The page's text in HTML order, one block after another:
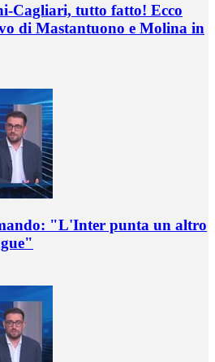
Cagliari, tutto fatto! Ecco
di Mastantuono e Molina in
"L'Inter punta un altro